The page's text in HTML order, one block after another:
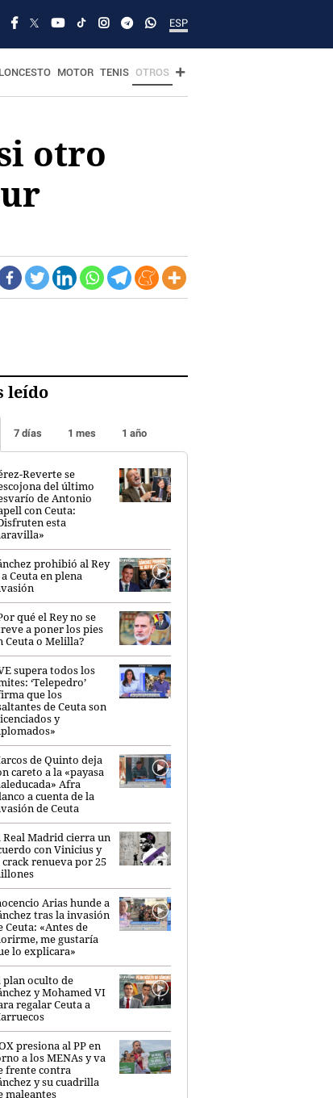
ESP
MOTOR TENIS OTROS
otro
leído
7 días 1 mes 1 año
Reverte se
del último
de Antonio
con Ceuta:
esta
prohibió al Rey
Ceuta en plena
qué el Rey no se
a poner los pies
Ceuta o Melilla?
supera todos los
‘Telepedro’
que los
de Ceuta son
y
de Quinto deja
careto a la «payasa
Afra
a cuenta de la
de Ceuta
Real Madrid cierra un
con Vinicius y
crack renueva por 25
Arias hunde a
tras la invasión
Ceuta: «Antes de
me gustaría
lo explicara»
plan oculto de
y Mohamed VI
regalar Ceuta a
presiona al PP en
a los MENAs y va
frente contra
y su cuadrilla
maleantes